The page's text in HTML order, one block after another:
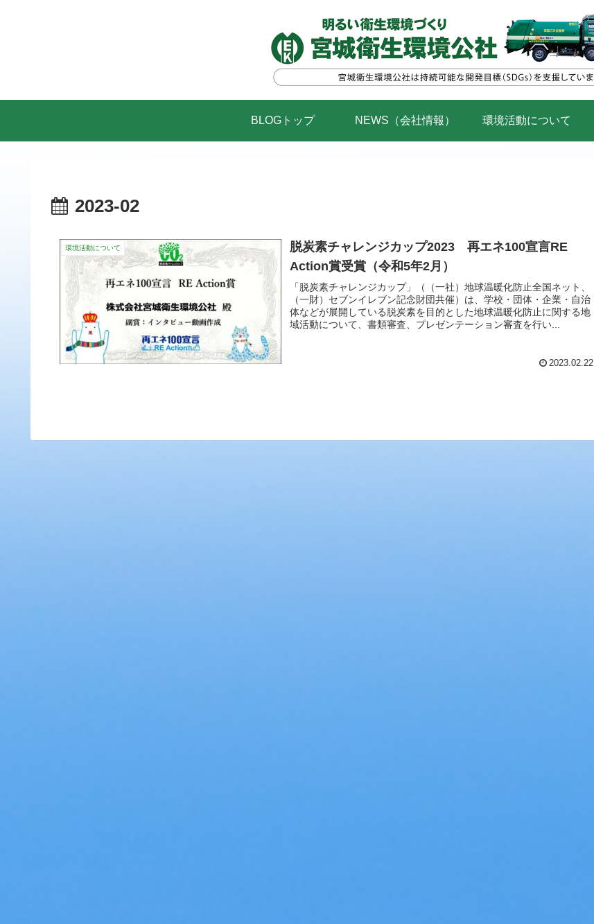
BLOGトップ NEWS（会社情報） 環境活動について
2023-02
環境活動について
脱炭素チャレンジカップ2023 再エネ100宣言RE
Action賞受賞（令和5年2月）
「脱炭素チャレンジカップ」（（一社）地球温暖化防止全国ネット、
（一財）セブンイレブン記念財団共催）は、学校・団体・企業・自治
体などが展開している脱炭素を目的とした地球温暖化防止に関する地
域活動について、書類審査、プレゼンテーション審査を行い...
2023.02.22